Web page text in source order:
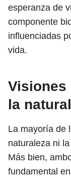
esperanza de
componente
influenciadas
vida.
Visiones
la
La mayoría de
naturaleza ni
Más bien,
fundamental